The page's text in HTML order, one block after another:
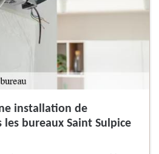
installation de
bureaux Saint Sulpice